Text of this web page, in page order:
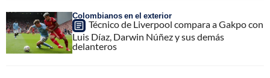
Colombianos en el exterior
Técnico de Liverpool compara a Gakpo con
Luis Díaz, Darwin Núñez y sus demás
delanteros